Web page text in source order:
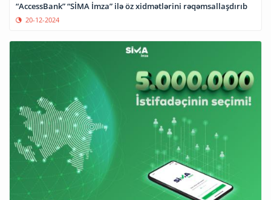
“AccessBank” “SİMA İmza” ilə öz xidmətlərini rəqəmsallaşdırıb
20-12-2024